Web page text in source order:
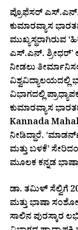
ಪ್ರೊಫೆಸರ್ ಎಸ್.ಎನ್.
ಕುಮಾರವ್ಯಾಸ
ಮುಖ್ಯಸ್ಥರಾಗಿರುವ
ಎಸ್.ಎನ್. ಶ್ರೀಧರ್’
ನೀಡಲು
ವಿಶ್ವವಿದ್ಯಾಲಯದಲ್ಲಿ
ವಿಭಾಗದಲ್ಲಿ
ಕುಮಾರವ್ಯಾಸ
Kannada
ನೀಡಿದ್ದಾರೆ.
ಮತ್ತು ಬಳಕೆ’
ಮೂಲಕ ಕನ್ನಡ
ಡಾ. ತಮಿಳ್‌ ಸೆಲ್ವಿಗೆ
ಮತ್ತು ಭಾಷಾ
ಸಾಲಿನ ಪುರಸ್ಕಾರ